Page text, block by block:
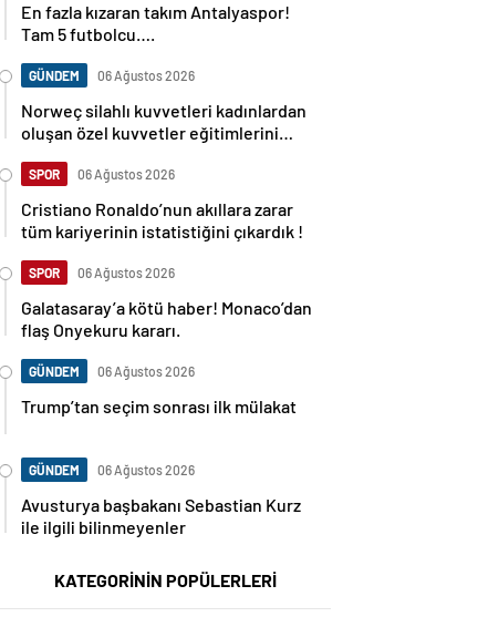
En fazla kızaran takım Antalyaspor!
Tam 5 futbolcu….
GÜNDEM 06 Ağustos 2026
Norweç silahlı kuvvetleri kadınlardan
oluşan özel kuvvetler eğitimlerini
SPOR 06 Ağustos 2026
Cristiano Ronaldo’nun akıllara zarar
tüm kariyerinin istatistiğini çıkardık !
SPOR 06 Ağustos 2026
Galatasaray’a kötü haber! Monaco’dan
flaş Onyekuru kararı.
GÜNDEM 06 Ağustos 2026
Trump’tan seçim sonrası ilk mülakat
GÜNDEM 06 Ağustos 2026
Avusturya başbakanı Sebastian Kurz
ile ilgili bilinmeyenler
KATEGORİNİN POPÜLERLERİ